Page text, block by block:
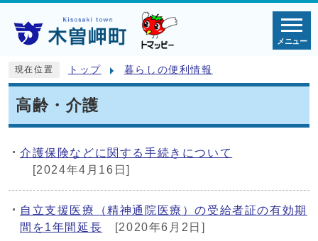
メニュー
現在位置 トップ 暮らしの便利情報
高齢・介護
介護保険などに関する手続きについて
[2024年4月16日]
自立支援医療（精神通院医療）の受給者証の有効期
間を1年間延長
[2020年6月2日]